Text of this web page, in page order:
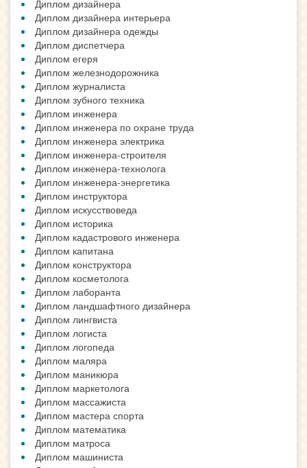
Диплом дизайнера
Диплом дизайнера интерьера
Диплом дизайнера одежды
Диплом диспетчера
Диплом егеря
Диплом железнодорожника
Диплом журналиста
Диплом зубного техника
Диплом инженера
Диплом инженера по охране труда
Диплом инженера электрика
Диплом инженера-строителя
Диплом инженера-технолога
Диплом инженера-энергетика
Диплом инструктора
Диплом искусствоведа
Диплом историка
Диплом кадастрового инженера
Диплом капитана
Диплом конструктора
Диплом косметолога
Диплом лаборанта
Диплом ландшафтного дизайнера
Диплом лингвиста
Диплом логиста
Диплом логопеда
Диплом маляра
Диплом маникюра
Диплом маркетолога
Диплом массажиста
Диплом мастера спорта
Диплом математика
Диплом матроса
Диплом машиниста